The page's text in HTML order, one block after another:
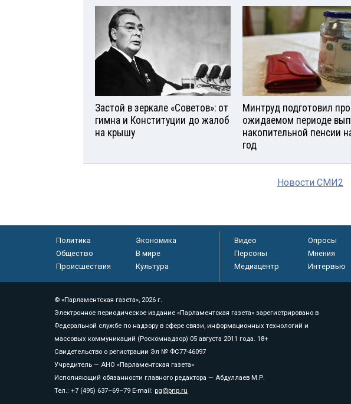
Застой в зеркале «Советов»: от
гимна и Конституции до жалоб
на крышу
Минтруд подготовил
ожидаемом периоде
накопительной пенсии
год
Новости СМИ2
Политика
Экономика
Общество
В мире
Происшествия
Культура
Видео Опросы
Персоны
Мнения
Медиацентр
Интервью
© «Парламентская газета», 2026 г.
Электронное периодическое издание «Парламентская газета» зарегистрировано в
Федеральной службе по надзору в сфере связи, информационных технологий и
массовых коммуникаций (Роскомнадзор) 05 августа 2011 года. 18+
Свидетельство о регистрации Эл № ФС77-46097
Учредитель — АНО «Парламентская газета»
Исполняющий обязанности главного редактора — Абдуллаев М.Р.
Тел.: +7 (495) 637–69–79 E-mail: pg@pnp.ru